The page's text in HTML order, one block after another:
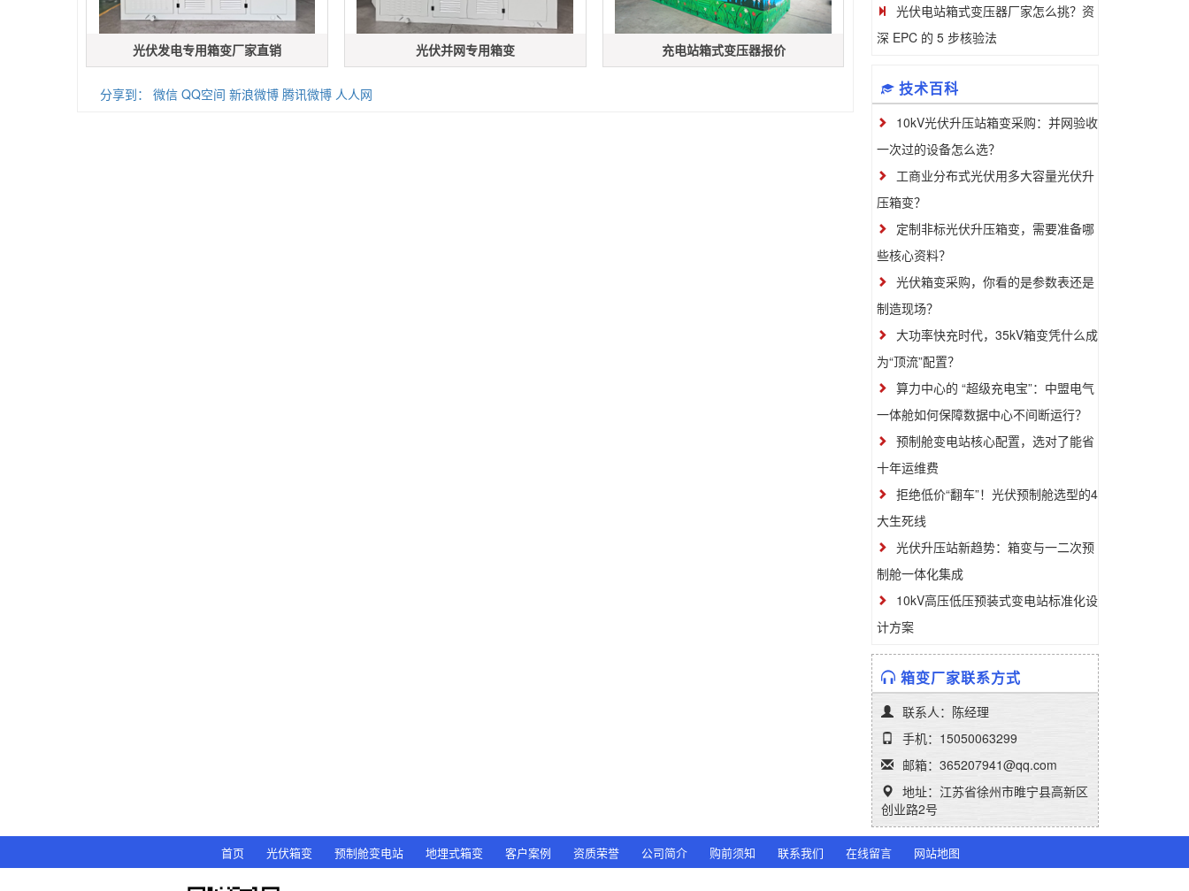
光伏发电专用箱变厂家直销 光伏并网专用箱变 充电站箱式变压器报价
分享到： 微信 QQ空间 新浪微博 腾讯微博 人人网
光伏电站箱式变压器厂家怎么挑？资
深 EPC 的 5 步核验法
技术百科
10kV光伏升压站箱变采购：并网验收
一次过的设备怎么选？
工商业分布式光伏用多大容量光伏升
压箱变？
定制非标光伏升压箱变，需要准备哪
些核心资料？
光伏箱变采购，你看的是参数表还是
制造现场？
大功率快充时代，35kV箱变凭什么成
为“顶流”配置？
算力中心的 “超级充电宝”：中盟电气
一体舱如何保障数据中心不间断运行？
预制舱变电站核心配置，选对了能省
十年运维费
拒绝低价“翻车”！光伏预制舱选型的4
大生死线
光伏升压站新趋势：箱变与一二次预
制舱一体化集成
10kV高压低压预装式变电站标准化设
计方案
箱变厂家联系方式
联系人：陈经理
手机：15050063299
邮箱：365207941@qq.com
地址：江苏省徐州市睢宁县高新区
创业路2号
首页 光伏箱变 预制舱变电站 地埋式箱变 客户案例 资质荣誉 公司简介 购前须知 联系我们 在线留言 网站地图